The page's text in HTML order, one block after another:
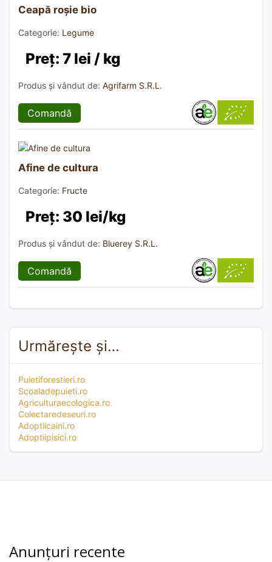
Ceapă roșie bio
Categorie: Legume
Preț: 7 lei / kg
Produs și vândut de: Agrifarm S.R.L.
Comandă
Afine de cultura
Categorie: Fructe
Preț: 30 lei/kg
Produs și vândut de: Bluerey S.R.L.
Comandă
Urmărește și…
Puietiforestieri.ro
Scoaladepuieti.ro
Agriculturaecologica.ro
Colectaredeseuri.ro
Adoptiicaini.ro
Adoptiipisici.ro
Anunțuri recente